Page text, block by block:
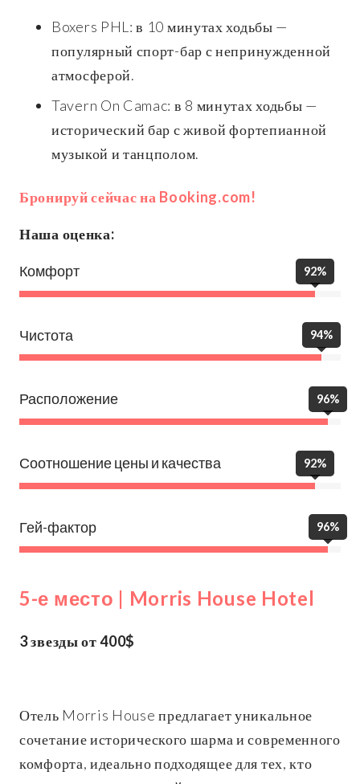
Boxers PHL: в 10 минутах ходьбы —
популярный спорт-бар с непринужденной
атмосферой.
Tavern On Camac: в 8 минутах ходьбы —
исторический бар с живой фортепианной
музыкой и танцполом.
Бронируй сейчас на Booking.com!
Наша оценка:
Комфорт 92%
Чистота 94%
Расположение 96%
Соотношение цены и качества 92%
Гей-фактор 96%
5-е место | Morris House Hotel
3 звезды от 400$
Отель Morris House предлагает уникальное
сочетание исторического шарма и современного
комфорта, идеально подходящее для тех, кто